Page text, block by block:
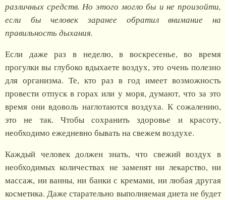
различных средств. Но этого могло бы и не произойти,
если бы человек заранее обратил внимание на
правильность дыхания.
Если даже раз в неделю, в воскресенье, во время
прогулки вы глубоко вдыхаете воздух, это очень полезно
для организма. Те, кто раз в год имеет возможность
провести отпуск в горах или у моря, думают, что за это
время они вдоволь наглотаются воздуха. К сожалению,
это не так. Чтобы сохранить здоровье и красоту,
необходимо ежедневно бывать на свежем воздухе.
Каждый человек должен знать, что свежий воздух в
необходимых количествах не заменят ни лекарство, ни
массаж, ни ванны, ни банки с кремами, ни любая другая
косметика. Даже старательно выполняемая диета не будет